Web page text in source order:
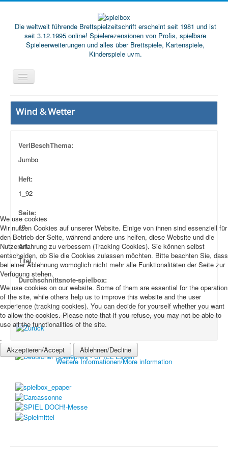
Die weltweit führende Brettspielzeitschrift erscheint seit 1981 und ist
seit 3.12.1995 online! Spielerezensionen von Profis, spielbare
Spieleerweiterungen und alles über Brettspiele, Kartenspiele,
Kinderspiele uvm.
Start
Download spielbox Special 2025
Newsletter
Spieledatenbank
Premium login
Neuheiten-New Games
Köpfe-Heads
Preise-Awards
Branchen-/Wirtschaftsnews
Interviews
Veranstaltungen-Events
In eigener Sache-On our own behalf
Wind & Wetter
VerlBeschThema:
Jumbo
Heft:
1_92
Seite:
10
Art:
Titel
Durchschnittsnote-spielbox:
We use cookies
Wir nutzen Cookies auf unserer Website. Einige von ihnen sind essenziell für
den Betrieb der Seite, während andere uns helfen, diese Website und die
Nutzererfahrung zu verbessern (Tracking Cookies). Sie können selbst
entscheiden, ob Sie die Cookies zulassen möchten. Bitte beachten Sie, dass
bei einer Ablehnung womöglich nicht mehr alle Funktionalitäten der Seite zur
Verfügung stehen.
We use cookies on our website. Some of them are essential for the operation
of the site, while others help us to improve this website and the user
experience (tracking cookies). You can decide for yourself whether you want
to allow the cookies. Please note that if you refuse, you may not be able to
use all the functionalities of the site.
.
Akzeptieren/Accept
Ablehnen/Decline
Weitere Informationen/More information